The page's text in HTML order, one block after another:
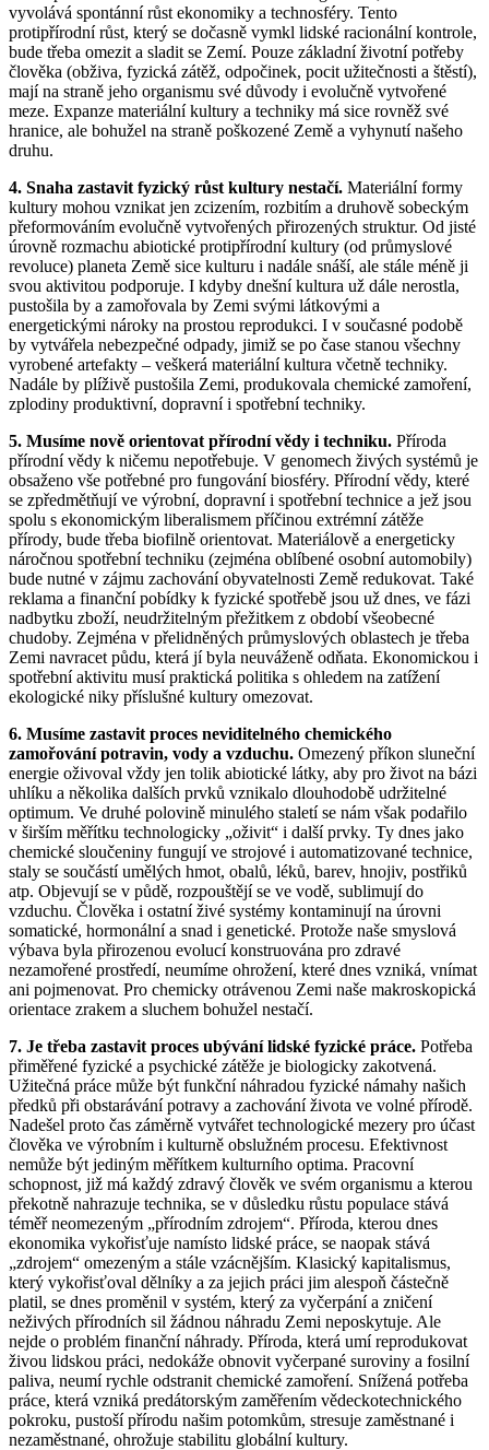
vyvolává spontánní růst ekonomiky a technosféry. Tento
protipřírodní růst, který se dočasně vymkl lidské racionální kontrole,
bude třeba omezit a sladit se Zemí. Pouze základní životní potřeby
člověka (obživa, fyzická zátěž, odpočinek, pocit užitečnosti a štěstí),
mají na straně jeho organismu své důvody i evolučně vytvořené
meze. Expanze materiální kultury a techniky má sice rovněž své
hranice, ale bohužel na straně poškozené Země a vyhynutí našeho
druhu.
4. Snaha zastavit fyzický růst kultury nestačí. Materiální formy
kultury mohou vznikat jen zcizením, rozbitím a druhově sobeckým
přeformováním evolučně vytvořených přirozených struktur. Od jisté
úrovně rozmachu abiotické protipřírodní kultury (od průmyslové
revoluce) planeta Země sice kulturu i nadále snáší, ale stále méně ji
svou aktivitou podporuje. I kdyby dnešní kultura už dále nerostla,
pustošila by a zamořovala by Zemi svými látkovými a
energetickými nároky na prostou reprodukci. I v současné podobě
by vytvářela nebezpečné odpady, jimiž se po čase stanou všechny
vyrobené artefakty – veškerá materiální kultura včetně techniky.
Nadále by plíživě pustošila Zemi, produkovala chemické zamoření,
zplodiny produktivní, dopravní i spotřební techniky.
5. Musíme nově orientovat přírodní vědy i techniku. Příroda
přírodní vědy k ničemu nepotřebuje. V genomech živých systémů je
obsaženo vše potřebné pro fungování biosféry. Přírodní vědy, které
se zpředmětňují ve výrobní, dopravní i spotřební technice a jež jsou
spolu s ekonomickým liberalismem příčinou extrémní zátěže
přírody, bude třeba biofilně orientovat. Materiálově a energeticky
náročnou spotřební techniku (zejména oblíbené osobní automobily)
bude nutné v zájmu zachování obyvatelnosti Země redukovat. Také
reklama a finanční pobídky k fyzické spotřebě jsou už dnes, ve fázi
nadbytku zboží, neudržitelným přežitkem z období všeobecné
chudoby. Zejména v přelidněných průmyslových oblastech je třeba
Zemi navracet půdu, která jí byla neuváženě odňata. Ekonomickou i
spotřební aktivitu musí praktická politika s ohledem na zatížení
ekologické niky příslušné kultury omezovat.
6. Musíme zastavit proces neviditelného chemického
zamořování potravin, vody a vzduchu. Omezený příkon sluneční
energie oživoval vždy jen tolik abiotické látky, aby pro život na bázi
uhlíku a několika dalších prvků vznikalo dlouhodobě udržitelné
optimum. Ve druhé polovině minulého staletí se nám však podařilo
v širším měřítku technologicky „oživit“ i další prvky. Ty dnes jako
chemické sloučeniny fungují ve strojové i automatizované technice,
staly se součástí umělých hmot, obalů, léků, barev, hnojiv, postřiků
atp. Objevují se v půdě, rozpouštějí se ve vodě, sublimují do
vzduchu. Člověka i ostatní živé systémy kontaminují na úrovni
somatické, hormonální a snad i genetické. Protože naše smyslová
výbava byla přirozenou evolucí konstruována pro zdravé
nezamořené prostředí, neumíme ohrožení, které dnes vzniká, vnímat
ani pojmenovat. Pro chemicky otrávenou Zemi naše makroskopická
orientace zrakem a sluchem bohužel nestačí.
7. Je třeba zastavit proces ubývání lidské fyzické práce. Potřeba
přiměřené fyzické a psychické zátěže je biologicky zakotvená.
Užitečná práce může být funkční náhradou fyzické námahy našich
předků při obstarávání potravy a zachování života ve volné přírodě.
Nadešel proto čas záměrně vytvářet technologické mezery pro účast
člověka ve výrobním i kulturně obslužném procesu. Efektivnost
nemůže být jediným měřítkem kulturního optima. Pracovní
schopnost, již má každý zdravý člověk ve svém organismu a kterou
překotně nahrazuje technika, se v důsledku růstu populace stává
téměř neomezeným „přírodním zdrojem“. Příroda, kterou dnes
ekonomika vykořisťuje namísto lidské práce, se naopak stává
„zdrojem“ omezeným a stále vzácnějším. Klasický kapitalismus,
který vykořisťoval dělníky a za jejich práci jim alespoň částečně
platil, se dnes proměnil v systém, který za vyčerpání a zničení
neživých přírodních sil žádnou náhradu Zemi neposkytuje. Ale
nejde o problém finanční náhrady. Příroda, která umí reprodukovat
živou lidskou práci, nedokáže obnovit vyčerpané suroviny a fosilní
paliva, neumí rychle odstranit chemické zamoření. Snížená potřeba
práce, která vzniká predátorským zaměřením vědeckotechnického
pokroku, pustoší přírodu našim potomkům, stresuje zaměstnané i
nezaměstnané, ohrožuje stabilitu globální kultury.